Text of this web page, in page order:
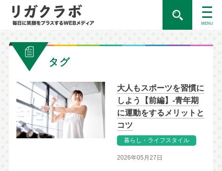
MENU
タグ
大人もスポーツを習慣に
しよう【前編】-青年期
に運動をするメリットと
コツ
暮らし・ライフスタイル
2026年05月27日